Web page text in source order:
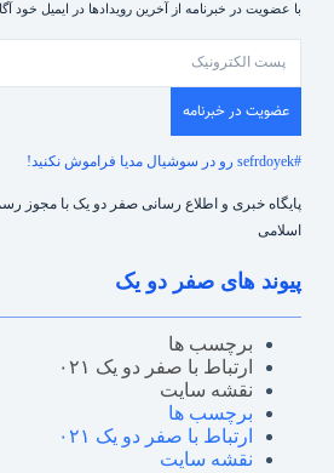
با عضویت در خبرنامه از آخرین رویدادها در ایمیل خود
عضویت در خبرنامه
#sefrdoyek رو در سوشیال مدیا فراموش نکنید!
پایگاه خبری و اطلاع رسانی صفر دو یک با مجوز
اسلامی
پیوند های صفر دو یک
برچسب ها
ارتباط با صفر دو یک ۰۲۱
نقشه سایت
برچسب ها
ارتباط با صفر دو یک ۰۲۱
نقشه سایت